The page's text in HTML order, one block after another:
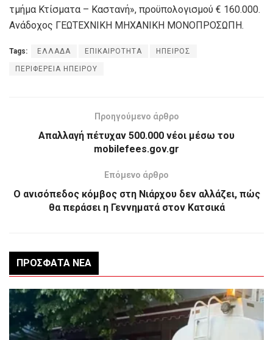
τμήμα Κτίσματα – Καστανή», προϋπολογισμού € 160.000.
Ανάδοχος ΓΕΩΤΕΧΝΙΚΗ ΜΗΧΑΝΙΚΗ ΜΟΝΟΠΡΟΣΩΠΗ.
Tags: ΕΛΛΑΔΑ ΕΠΙΚΑΙΡΟΤΗΤΑ ΗΠΕΙΡΟΣ
ΠΕΡΙΦΕΡΕΙΑ ΗΠΕΙΡΟΥ
Προηγούμενο άρθρο
Απαλλαγή πέτυχαν 500.000 νέοι μέσω του
mobilefees.gov.gr
Επόμενο άρθρο
Ο ανισόπεδος κόμβος στη Νιάρχου δεν αλλάζει, πώς
θα περάσει η Γεννηματά στον Κατσικά
ΠΡΌΣΦΑΤΑ ΝΈΑ